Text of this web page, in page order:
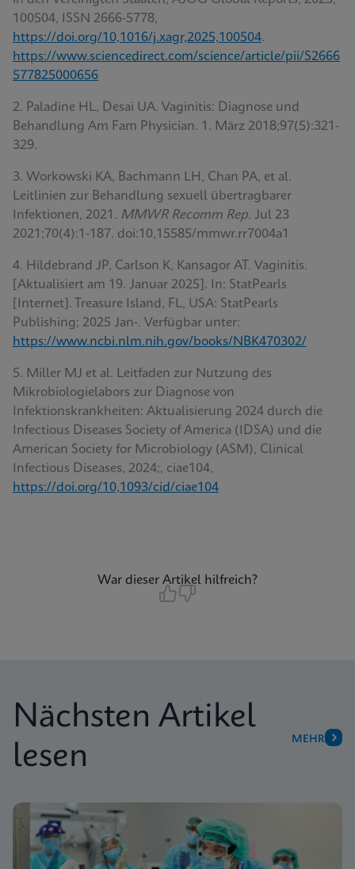
100504, ISSN 2666-5778,
https://doi.org/10,1016/j.xagr,2025,100504.
https://www.sciencedirect.com/science/article/pii/S2666
577825000656
2. Paladine HL, Desai UA. Vaginitis: Diagnose und
Behandlung Am Fam Physician. 1. März 2018;97(5):321-
329.
3. Workowski KA, Bachmann LH, Chan PA, et al.
Leitlinien zur Behandlung sexuell übertragbarer
Infektionen, 2021. MMWR Recomm Rep. Jul 23
2021;70(4):1-187. doi:10,15585/mmwr.rr7004a1
4. Hildebrand JP, Carlson K, Kansagor AT. Vaginitis.
[Aktualisiert am 19. Januar 2025]. In: StatPearls
[Internet]. Treasure Island, FL, USA: StatPearls
Publishing; 2025 Jan-. Verfügbar unter:
https://www.ncbi.nlm.nih.gov/books/NBK470302/
5. Miller MJ et al. Leitfaden zur Nutzung des
Mikrobiologielabors zur Diagnose von
Infektionskrankheiten: Aktualisierung 2024 durch die
Infectious Diseases Society of America (IDSA) und die
American Society for Microbiology (ASM), Clinical
Infectious Diseases, 2024;, ciae104,
https://doi.org/10,1093/cid/ciae104
War dieser Artikel hilfreich?
Nächsten Artikel
lesen
MEHR